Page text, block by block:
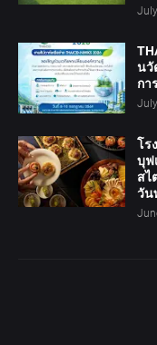
นวั
กา
โร
บุฟ
สไ
วัน